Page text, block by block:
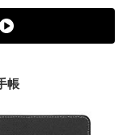
帳